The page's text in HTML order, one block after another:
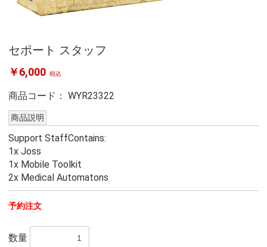
セポート スタッフ
￥6,000 税込
商品コード： WYR23322
商品説明
Support StaffContains:
1x Joss
1x Mobile Toolkit
2x Medical Automatons
予約注文
数量